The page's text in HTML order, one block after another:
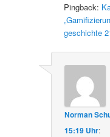
Pingback:
geschichte
Norman
15:19 Uhr: